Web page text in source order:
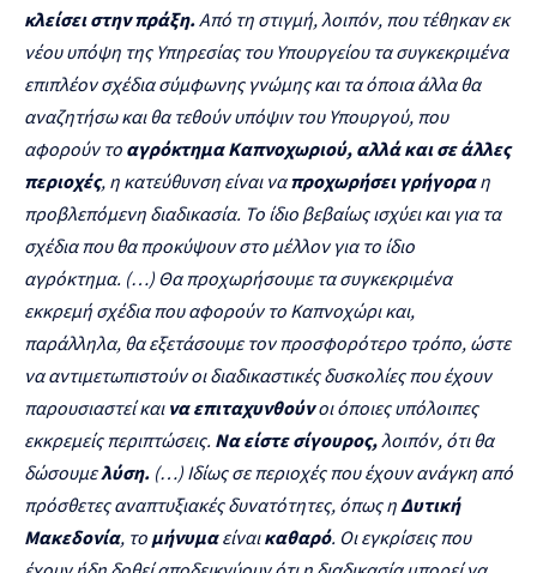
κλείσει στην πράξη.Από τη στιγμή, λοιπόν, που τέθηκαν εκ
νέου υπόψη της Υπηρεσίας του Υπουργείου τα συγκεκριμένα
επιπλέον σχέδια σύμφωνης γνώμης και τα όποια άλλα θα
αναζητήσω και θα τεθούν υπόψιν του Υπουργού, που
αφορούν το αγρόκτημα Καπνοχωριού, αλλά και σε άλλες
περιοχές, η κατεύθυνση είναι να προχωρήσει γρήγοραη
προβλεπόμενη διαδικασία. Το ίδιο βεβαίως ισχύει και για τα
σχέδια που θα προκύψουν στο μέλλον για το ίδιο
αγρόκτημα. (…) Θα προχωρήσουμε τα συγκεκριμένα
εκκρεμή σχέδια που αφορούν το Καπνοχώρι και,
παράλληλα, θα εξετάσουμε τον προσφορότερο τρόπο, ώστε
να αντιμετωπιστούν οι διαδικαστικές δυσκολίες που έχουν
παρουσιαστεί και να επιταχυνθούνοι όποιες υπόλοιπες
εκκρεμείς περιπτώσεις. Να είστε σίγουρος, λοιπόν, ότι θα
δώσουμελύση. (…) Ιδίως σε περιοχές που έχουν ανάγκη από
πρόσθετες αναπτυξιακές δυνατότητες, όπως η Δυτική
Μακεδονία, το μήνυμαείναικαθαρό. Οι εγκρίσεις που